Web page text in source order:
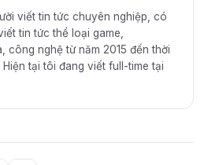
viết tin tức chuyên nghiệp, có
tin tức thể loại game,
công nghệ từ năm 2015 đến thời
Hiện tại tôi đang viết full-time tại